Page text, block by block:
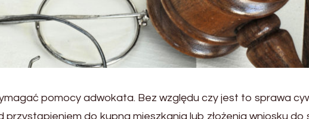
pomocy adwokata. Bez względu czy jest to sprawa
do kupna mieszkania lub złożenia wniosku do